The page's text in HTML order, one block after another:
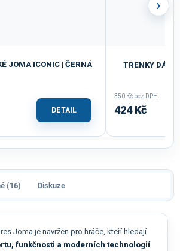
JOMA ICONIC | ČERNÁ
DETAIL
TRENKY
350 Kč bez DPH
424 Kč
›
(16) Diskuze
Joma je navržen pro hráče, kteří hledají
funkčnosti a moderních technologií